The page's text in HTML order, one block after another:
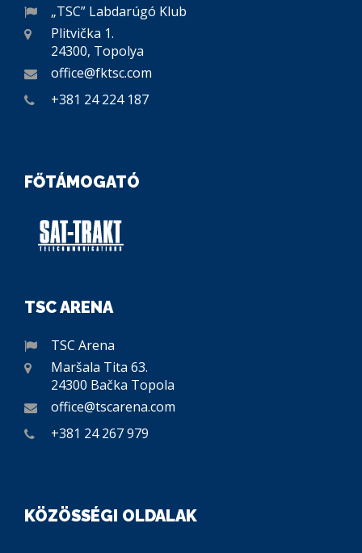
„TSC” Labdarúgó Klub
Plitvička 1.
24300, Topolya
office@fktsc.com
+381 24 224 187
FŐTÁMOGATÓ
TSC ARENA
TSC Arena
Maršala Tita 63.
24300 Bačka Topola
office@tscarena.com
+381 24 267 979
KÖZÖSSÉGI OLDALAK